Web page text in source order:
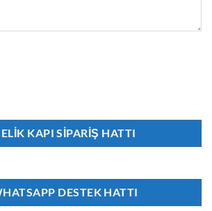
KAPI SIPARIŞ HATTI
DESTEK HATTI